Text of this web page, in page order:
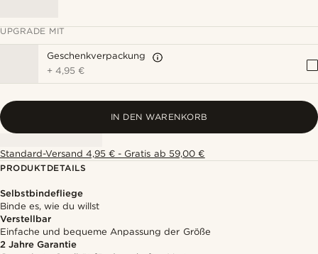
UPGRADE MIT
Geschenkverpackung
+4,95 €
IN DEN WARENKORB
Standard-Versand 4,95 € - Gratis ab 59,00 €
PRODUKTDETAILS
Selbstbindefliege
Binde es, wie du willst
Verstellbar
Einfache und bequeme Anpassung der Größe
2 Jahre Garantie